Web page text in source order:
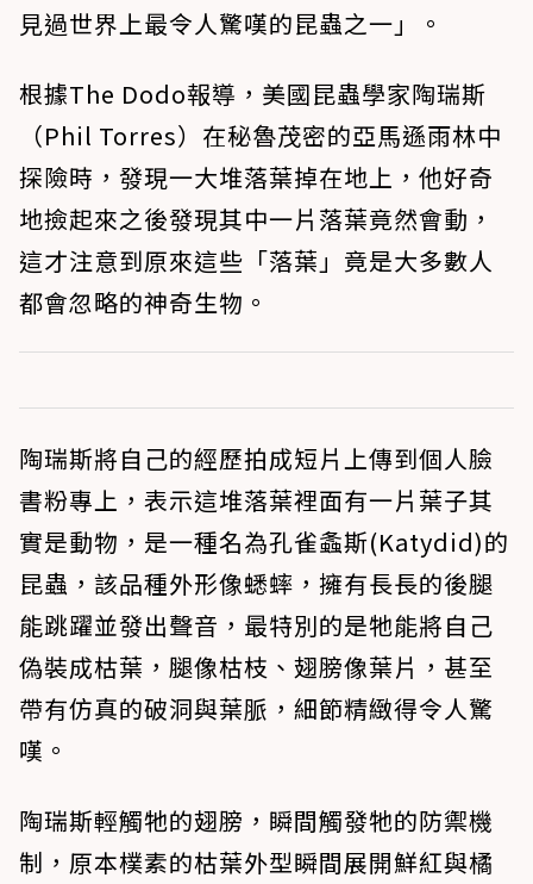
見過世界上最令人驚嘆的昆蟲之一」。
根據The Dodo報導，美國昆蟲學家陶瑞斯
（Phil Torres）在秘魯茂密的亞馬遜雨林中
探險時，發現一大堆落葉掉在地上，他好奇
地撿起來之後發現其中一片落葉竟然會動，
這才注意到原來這些「落葉」竟是大多數人
都會忽略的神奇生物。
陶瑞斯將自己的經歷拍成短片上傳到個人臉
書粉專上，表示這堆落葉裡面有一片葉子其
實是動物，是一種名為孔雀螽斯(Katydid)的
昆蟲，該品種外形像蟋蟀，擁有長長的後腿
能跳躍並發出聲音，最特別的是牠能將自己
偽裝成枯葉，腿像枯枝、翅膀像葉片，甚至
帶有仿真的破洞與葉脈，細節精緻得令人驚
嘆。
陶瑞斯輕觸牠的翅膀，瞬間觸發牠的防禦機
制，原本樸素的枯葉外型瞬間展開鮮紅與橘